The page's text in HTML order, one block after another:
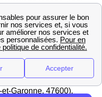
utilisateurs,
une
la gestion de
contacter le service
ou s'il n'existe pas
Garonne, 47600).